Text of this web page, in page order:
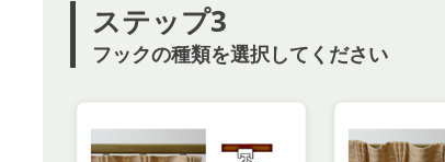
ステップ3
フックの種類を選択してください